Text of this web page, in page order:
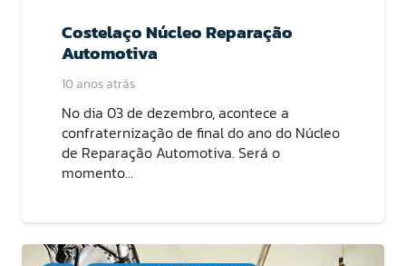
Costelaço Núcleo Reparação
Automotiva
10 anos atrás
No dia 03 de dezembro, acontece a
confraternização de final do ano do Núcleo
de Reparação Automotiva. Será o
momento…